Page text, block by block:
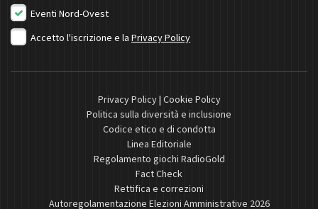
Eventi Nord-Ovest
Accetto l'iscrizione e la Privacy Policy
Privacy Policy| Cookie Policy
Politica sulla diversità e inclusione
Codice etico e di condotta
Linea Editoriale
Regolamento giochi RadioGold
Fact Check
Rettifica e correzioni
Autoregolamentazione Elezioni Amministrative 2026